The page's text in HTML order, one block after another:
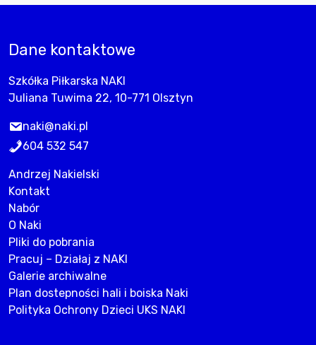
Dane kontaktowe
Szkółka Piłkarska NAKI
Juliana Tuwima 22, 10-771 Olsztyn
naki@naki.pl
604 532 547
Andrzej Nakielski
Kontakt
Nabór
O Naki
Pliki do pobrania
Pracuj – Działaj z NAKI
Galerie archiwalne
Plan dostepności hali i boiska Naki
Polityka Ochrony Dzieci UKS NAKI